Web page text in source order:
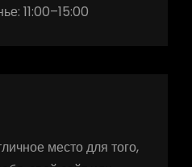
11:00–15:00
место для того,